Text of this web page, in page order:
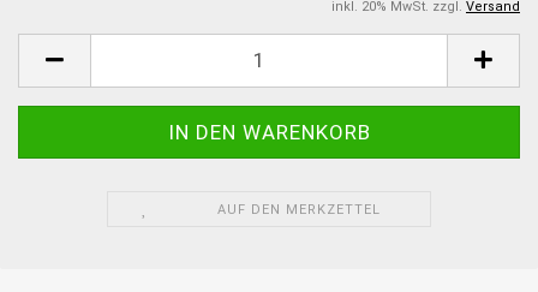
inkl. 20% MwSt. zzgl. Versand
AUF DEN MERKZETTEL